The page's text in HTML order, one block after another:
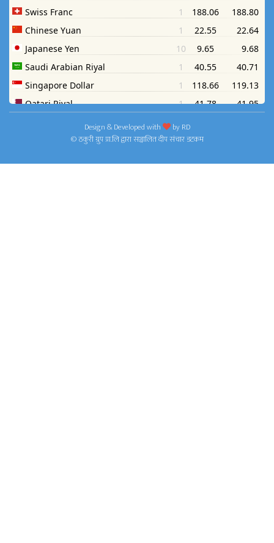
Design & Developed with byRD
© ठकुरी ग्रुप प्रा.लि द्वारा सञ्चालित दीप संचार डटकम